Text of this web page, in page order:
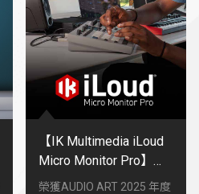
【IK Multimedia iLoud
Micro Monitor Pro】喇
叭外型精巧隨處都可建
榮獲AUDIO ART 2025 年度